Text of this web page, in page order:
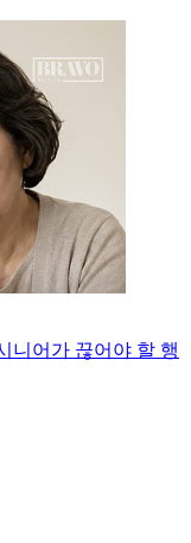
니어가 끊어야 할 행